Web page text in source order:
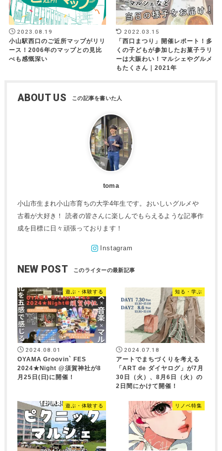
2023.08.19
小山駅西口のご近所マップがリリ
ース！2006年のマップとの見比
べも感慨深い
2022.03.15
「西口まつり」開催レポート！多
くの子どもが参加したお菓子ラリ
ーは大賑わい！マルシェやグルメ
もたくさん｜2021年
ABOUT US
toma
小山市生まれ小山市育ちの大学4年生です。おいしいグルメや
古着が大好き！ 読者の皆さんに楽しんでもらえるような記事作
成を目標に日々頑張っております！
NEW POST
遊ぶ・体験する
2024.08.01
OYAMA Groovin` FES
2024★Night @須賀神社が8
月25日(日)に開催！
知る・学ぶ
2024.07.18
アートでまちづくりを考える
「ART de ダイヤログ」が7月
30日（火）、8月6日（火）の
2日間にかけて開催！
遊ぶ・体験する リノベ特集